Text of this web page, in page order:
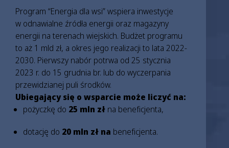
Program “Energia dla wsi” wspiera inwestycje
w odnawialne źródła energii oraz magazyny
energii na terenach wiejskich. Budżet programu
to aż 1 mld zł, a okres jego realizacji to lata 2022-
2030. Pierwszy nabór potrwa od 25 stycznia
2023 r. do 15 grudnia br. lub do wyczerpania
przewidzianej puli środków.
Ubiegający się o wsparcie może liczyć na:
pożyczkę do 25 mln zł na beneficjenta,
dotację do 20 mln zł na beneficjenta.